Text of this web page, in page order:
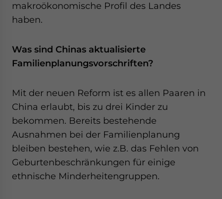
makroökonomische Profil des Landes
haben.
Was sind Chinas aktualisierte
Familienplanungsvorschriften?
Mit der neuen Reform ist es allen Paaren in
China erlaubt, bis zu drei Kinder zu
bekommen. Bereits bestehende
Ausnahmen bei der Familienplanung
bleiben bestehen, wie z.B. das Fehlen von
Geburtenbeschränkungen für einige
ethnische Minderheitengruppen.